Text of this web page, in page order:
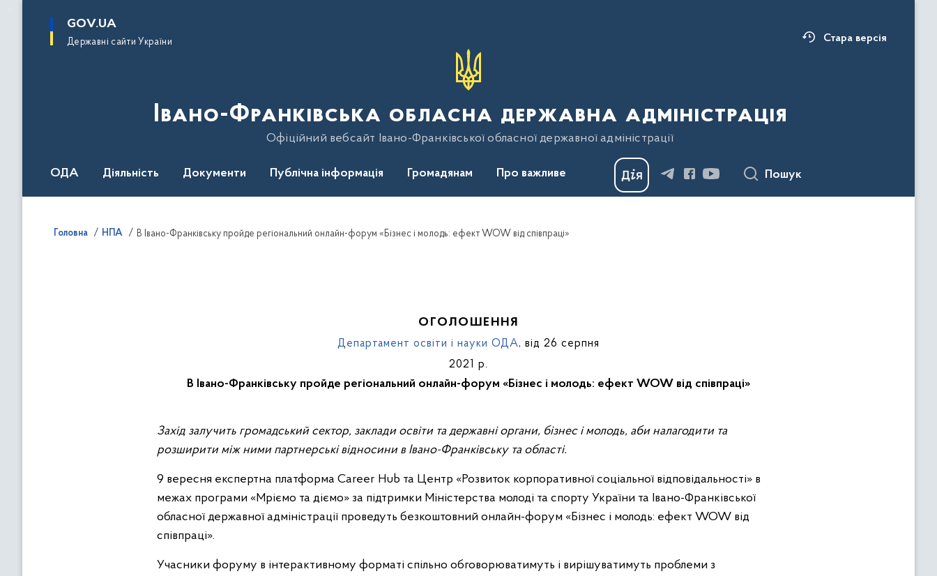
основного
GOV.UA
Державні сайти України Стара версія
Івано-Франківська обласна державна адміністрація
Офіційний вебсайт Івано-Франківської обласної державної адміністрації
ОДА Діяльність Документи Публічна інформація Громадянам Про важливе Пошук
Головна НПА В Івано-Франківську пройде регіональний онлайн-форум «Бізнес і молодь: ефект WOW від співпраці»
ОГОЛОШЕННЯ
Департамент освіти і науки ОДА, від 26 серпня
2021 р.
В Івано-Франківську пройде регіональний онлайн-форум «Бізнес і молодь: ефект WOW від співпраці»
Захід залучить громадський сектор, заклади освіти та державні органи, бізнес і молодь, аби налагодити та
розширити між ними партнерські відносини в Івано-Франківську та області.
9 вересня експертна платформа Career Hub та Центр «Розвиток корпоративної соціальної відповідальності» в
межах програми «Мріємо та діємо» за підтримки Міністерства молоді та спорту України та Івано-Франківської
обласної державної адміністрації проведуть безкоштовний онлайн-форум «Бізнес і молодь: ефект WOW від
співпраці».
Учасники форуму в інтерактивному форматі спільно обговорюватимуть і вирішуватимуть проблеми з